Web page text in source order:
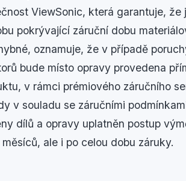
ViewSonic, která garantuje, že
pokrývající záruční dobu
oznamuje, že v případě
bude místo opravy provedena
v rámci prémiového záručního
v souladu se záručními
dílů a opravy uplatněn postup
ale i po celou dobu záruky.